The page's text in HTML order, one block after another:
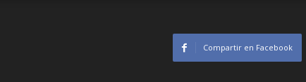
Compartir en Facebook